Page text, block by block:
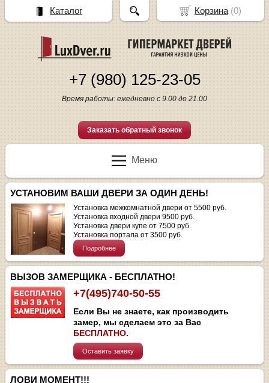
+7 (980) 125-23-05
Время работы: ежедневно с 9.00 до 21.00
Заказать обратный звонок
Меню
УСТАНОВИМ ВАШИ ДВЕРИ ЗА ОДИН ДЕНЬ!
Установка межкомнатной двери от 5500 руб.
Установка входной двери 9500 руб.
Установка двери купе от 7500 руб.
Установка портала от 3500 руб.
Подробнее
ВЫЗОВ ЗАМЕРЩИКА - БЕСПЛАТНО!
+7(495)740-50-55
Если Вы не знаете, как производить
замер, мы сделаем это за Вас
БЕСПЛАТНО.
Оставить заявку
ЛОВИ МОМЕНТ!!!
Корзина(0)
Каталог